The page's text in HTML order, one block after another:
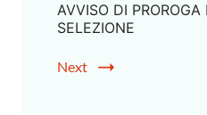
AVVISO DI PROROGA
SELEZIONE
Next